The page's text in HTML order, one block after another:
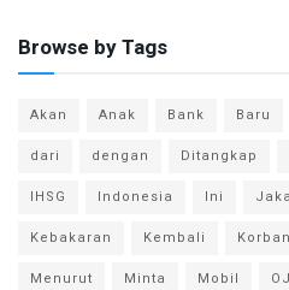
Browse by Tags
Akan Anak Bank Baru
dari
dengan Ditangkap
IHSG
Indonesia Ini
Kebakaran
Kembali Korban
Menurut
Minta Mobil